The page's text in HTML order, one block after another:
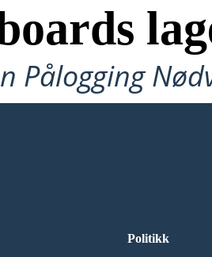
Pålogging
Politikk